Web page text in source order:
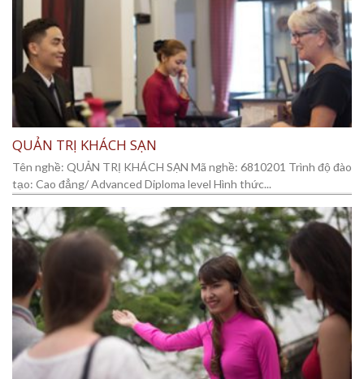
QUẢN TRỊ KHÁCH SẠN
Tên nghề: QUẢN TRỊ KHÁCH SẠN Mã nghề: 6810201 Trình độ đào
tạo: Cao đẳng/ Advanced Diploma level Hình thức...